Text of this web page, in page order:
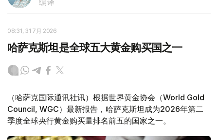
编译
08:31, 31 7月 2026
哈萨克斯坦是全球五大黄金购买国之一
（哈萨克国际通讯社讯）根据世界黄金协会（World Gold
Council, WGC）最新报告，哈萨克斯坦成为2026年第二
季度全球央行黄金购买量排名前五的国家之一。